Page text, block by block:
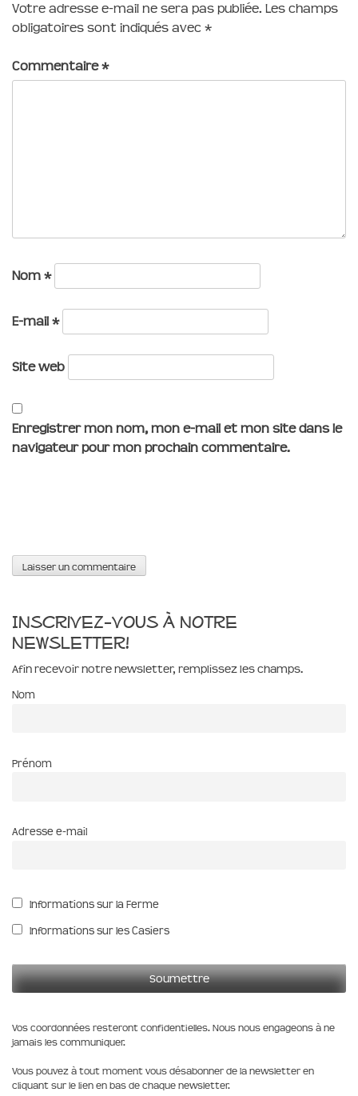
Votre adresse e-mail ne sera pas publiée. Les champs
obligatoires sont indiqués avec *
Commentaire*
Nom *
E-mail *
Site web
Enregistrer mon nom, mon e-mail et mon site dans le
navigateur pour mon prochain commentaire.
Inscrivez-vous à notre
newsletter!
Afin recevoir notre newsletter, remplissez les champs.
Nom
Prénom
Adresse e-mail
Informations sur la Ferme
Informations sur les Casiers
Vos coordonnées resteront confidentielles. Nous nous engageons à ne
jamais les communiquer.
Vous pouvez à tout moment vous désabonner de la newsletter en
cliquant sur le lien en bas de chaque newsletter.